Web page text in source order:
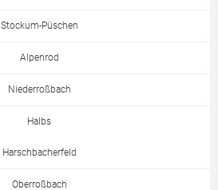
Stockum-Püschen
Alpenrod
Niederroßbach
Halbs
Harschbacherfeld
Oberroßbach